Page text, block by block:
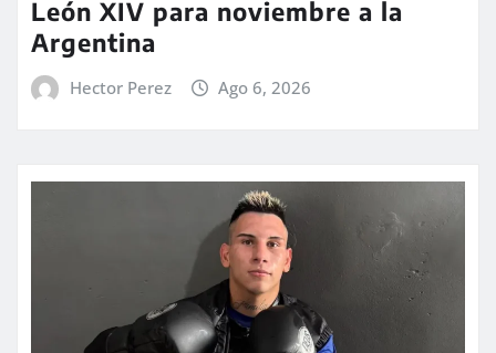
León XIV para noviembre a la
Argentina
Hector Perez Ago 6, 2026